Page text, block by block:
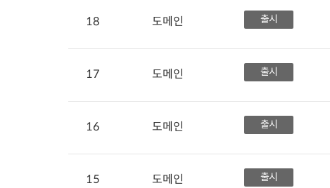
18 도메인 출시
17 도메인 출시
16 도메인 출시
15 도메인 출시